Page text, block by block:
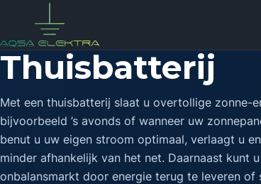
content
Thuisbatterij
Met een thuisbatterij slaat u overtollige zonne-
bijvoorbeeld ’s avonds of wanneer uw
benut u uw eigen stroom optimaal, verlaagt u
minder afhankelijk van het net. Daarnaast kunt
onbalansmarkt door energie terug te leveren of